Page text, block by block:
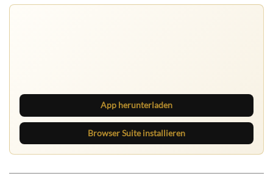
App herunterladen
Browser Suite installieren